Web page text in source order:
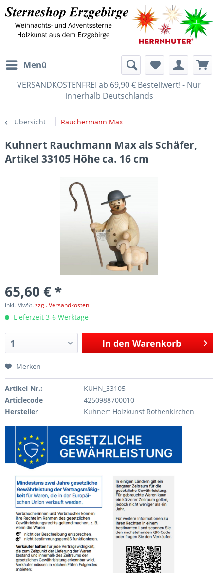
Menü
VERSANDKOSTENFREI ab 69,90 € Bestellwert! - Nur
innerhalb Deutschlands
Übersicht Räuchermann Max
Kuhnert Rauchmann Max als Schäfer,
Artikel 33105 Höhe ca. 16 cm
65,60 € *
inkl. MwSt.zzgl. Versandkosten
Lieferzeit 3-6 Werktage
In den Warenkorb
Merken
Artikel-Nr.:
KUHN_33105
Articlecode
4250988700010
Hersteller
Kuhnert Holzkunst Rothenkirchen